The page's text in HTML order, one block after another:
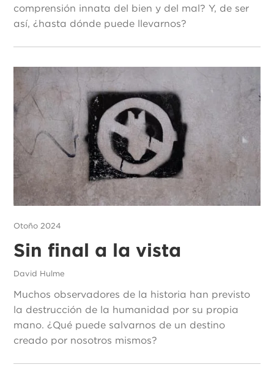
comprensión innata del bien y del mal? Y, de ser
así, ¿hasta dónde puede llevarnos?
Otoño 2024
Sin final a la vista
David Hulme
Muchos observadores de la historia han previsto
la destrucción de la humanidad por su propia
mano. ¿Qué puede salvarnos de un destino
creado por nosotros mismos?